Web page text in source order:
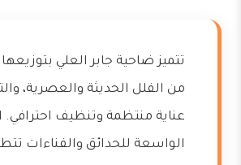
تتميز ضاحية جابر العلي
من الفلل الحديثة والعصرية،
عناية منتظمة وتنظيف
الواسعة للحدائق والفناءات